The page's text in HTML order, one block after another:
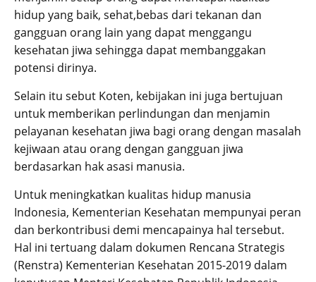
hidup yang baik, sehat,bebas dari tekanan dan
gangguan orang lain yang dapat menggangu
kesehatan jiwa sehingga dapat membanggakan
potensi dirinya.
Selain itu sebut Koten, kebijakan ini juga bertujuan
untuk memberikan perlindungan dan menjamin
pelayanan kesehatan jiwa bagi orang dengan masalah
kejiwaan atau orang dengan gangguan jiwa
berdasarkan hak asasi manusia.
Untuk meningkatkan kualitas hidup manusia
Indonesia, Kementerian Kesehatan mempunyai peran
dan berkontribusi demi mencapainya hal tersebut.
Hal ini tertuang dalam dokumen Rencana Strategis
(Renstra) Kementerian Kesehatan 2015-2019 dalam